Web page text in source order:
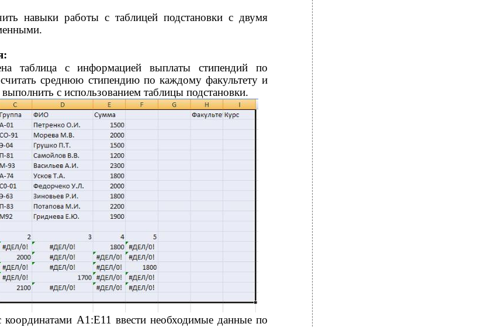
навыки работы с таблицей подстановки с двумя
таблица с информацией выплаты стипендий по
среднюю стипендию по каждому факультету и
с использованием таблицы подстановки.
A1:E11 ввести необходимые данные по